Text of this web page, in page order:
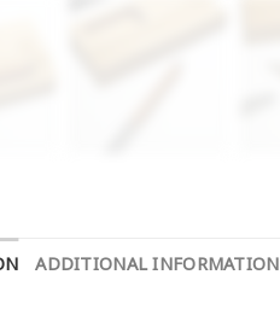
ADDITIONAL INFORMATION